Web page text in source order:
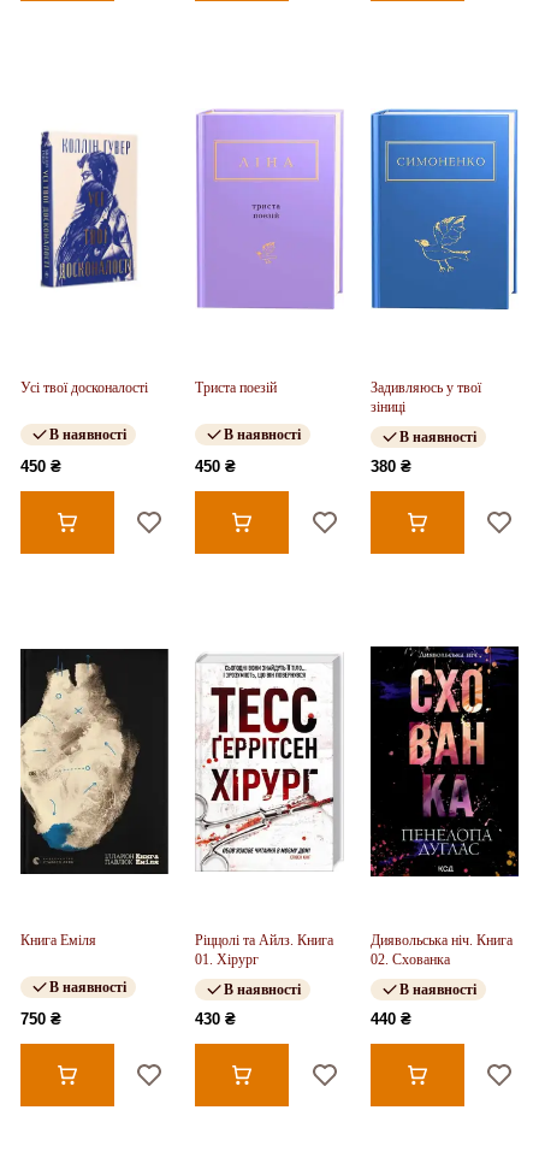
Усі твої досконалості
В наявності
450 ₴
Триста поезій
В наявності
450 ₴
Задивляюсь у твої
зіниці
В наявності
380 ₴
Книга Еміля
В наявності
750 ₴
Ріццолі та Айлз. Книга
01. Хірург
В наявності
430 ₴
Диявольська ніч. Книга
02. Схованка
В наявності
440 ₴